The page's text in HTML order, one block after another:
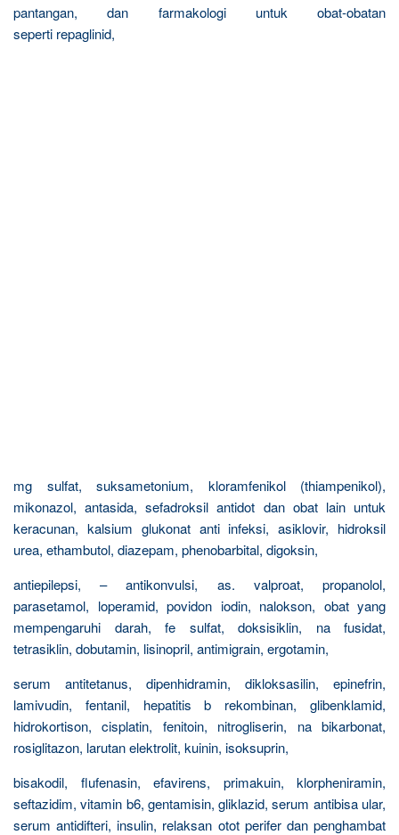
pantangan, dan farmakologi untuk obat-obatan
seperti repaglinid,
mg sulfat, suksametonium, kloramfenikol (thiampenikol),
mikonazol, antasida, sefadroksil antidot dan obat lain untuk
keracunan, kalsium glukonat anti infeksi, asiklovir, hidroksil
urea, ethambutol, diazepam, phenobarbital, digoksin,
antiepilepsi, – antikonvulsi, as. valproat, propanolol,
parasetamol, loperamid, povidon iodin, nalokson, obat yang
mempengaruhi darah, fe sulfat, doksisiklin, na fusidat,
tetrasiklin, dobutamin, lisinopril, antimigrain, ergotamin,
serum antitetanus, dipenhidramin, dikloksasilin, epinefrin,
lamivudin, fentanil, hepatitis b rekombinan, glibenklamid,
hidrokortison, cisplatin, fenitoin, nitrogliserin, na bikarbonat,
rosiglitazon, larutan elektrolit, kuinin, isoksuprin,
bisakodil, flufenasin, efavirens, primakuin, klorpheniramin,
seftazidim, vitamin b6, gentamisin, gliklazid, serum antibisa ular,
serum antidifteri, insulin, relaksan otot perifer dan penghambat